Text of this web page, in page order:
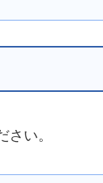
WebUI、
い。